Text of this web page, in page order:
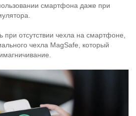
смартфона даже при
при отсутствии чехла на смартфоне,
чехла MagSafe, который